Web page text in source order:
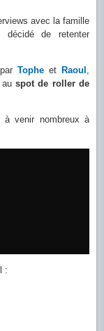
avec la famille
de retenter
par Tophe et Raoul ,
auspot de roller de
à venir nombreux à
: